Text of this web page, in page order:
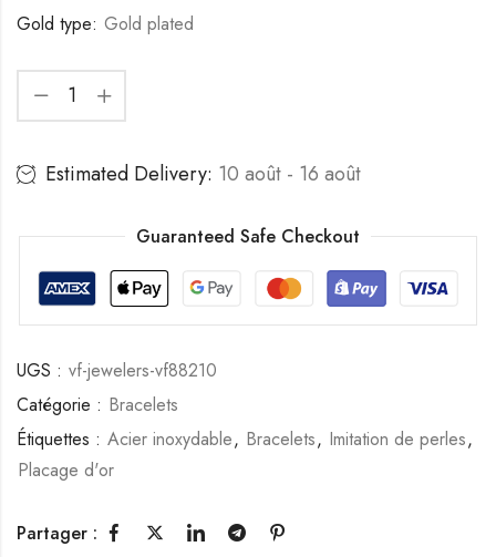
Gold type: Gold plated
Estimated Delivery: 10 août - 16 août
Guaranteed Safe Checkout
UGS : vf-jewelers-vf88210
Catégorie : Bracelets
Étiquettes : Acier inoxydable, Bracelets, Imitation de perles,
Placage d'or
Partager :